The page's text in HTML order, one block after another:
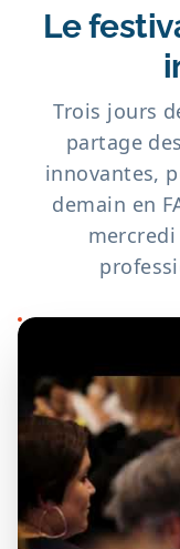
Le
Trois jours
partage
innovantes,
demain en